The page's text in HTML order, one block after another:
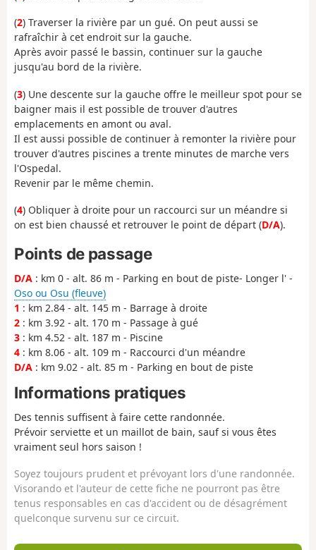
(2) Traverser la rivière par un gué. On peut aussi se
rafraîchir à cet endroit sur la gauche.
Après avoir passé le bassin, continuer sur la gauche
jusqu'au bord de la rivière.
(3) Une descente sur la gauche offre le meilleur spot pour se
baigner mais il est possible de trouver d'autres
emplacements en amont ou aval.
Il est aussi possible de continuer à remonter la rivière pour
trouver d'autres piscines a trente minutes de marche vers
l'Ospedal.
Revenir par le même chemin.
(4) Obliquer à droite pour un raccourci sur un méandre si
on est bien chaussé et retrouver le point de départ (D/A).
Points de passage
D/A : km 0 - alt. 86 m - Parking en bout de piste- Longer l' -
Oso ou Osu (fleuve)
1 : km 2.84 - alt. 145 m - Barrage à droite
2 : km 3.92 - alt. 170 m - Passage à gué
3 : km 4.52 - alt. 187 m - Piscine
4 : km 8.06 - alt. 109 m - Raccourci d'un méandre
D/A : km 9.02 - alt. 85 m - Parking en bout de piste
Informations pratiques
Des tennis suffisent à faire cette randonnée.
Prévoir serviette et un maillot de bain, sauf si vous êtes
vraiment seul hors saison !
Soyez toujours prudent et prévoyant lors d'une randonnée.
Visorando et l'auteur de cette fiche ne pourront pas être
tenus responsables en cas d'accident ou de désagrément
quelconque survenu sur ce circuit.